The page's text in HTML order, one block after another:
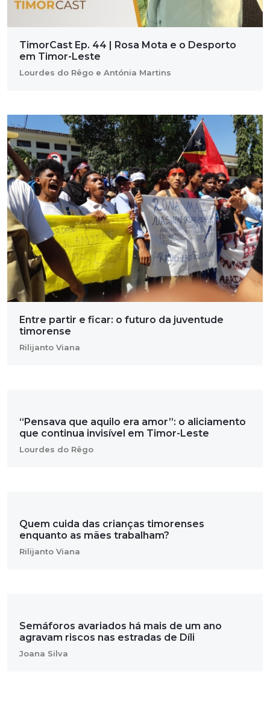
TimorCast Ep. 44 | Rosa Mota e o Desporto
em Timor-Leste
Lourdes do Rêgo e Antónia Martins
Entre partir e ficar: o futuro da juventude
timorense
Rilijanto Viana
“Pensava que aquilo era amor”: o aliciamento
que continua invisível em Timor-Leste
Lourdes do Rêgo
Quem cuida das crianças timorenses
enquanto as mães trabalham?
Rilijanto Viana
Semáforos avariados há mais de um ano
agravam riscos nas estradas de Díli
Joana Silva